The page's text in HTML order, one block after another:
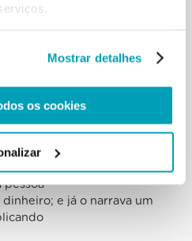
Mostrar detalhes
os cookies
com
os
tijolo caía
todo aquele trabalho —
cair era punido ou
mais lhe
pessoa
e já o narrava um